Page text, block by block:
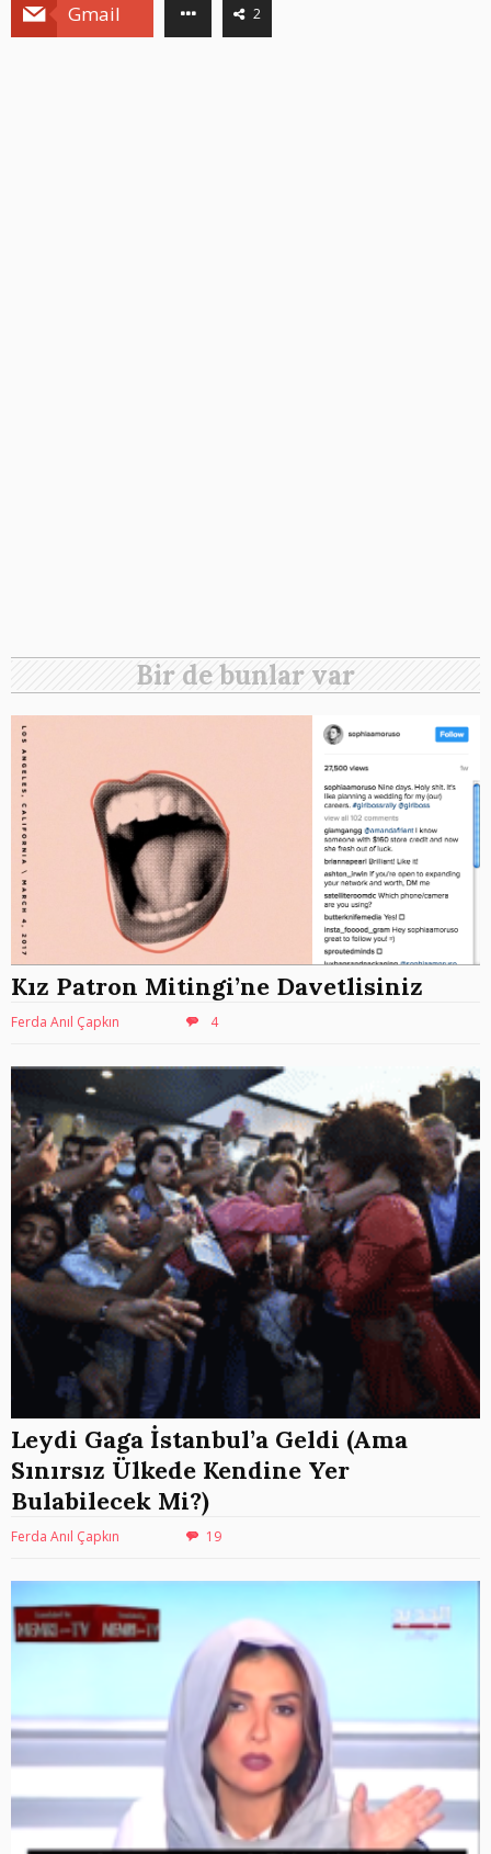
Gmail 2
Bir de bunlar var
Kız Patron Mitingi’ne Davetlisiniz
Ferda Anıl Çapkın 4
Leydi Gaga İstanbul’a Geldi (Ama
Sınırsız Ülkede Kendine Yer
Bulabilecek Mi?)
Ferda Anıl Çapkın 19